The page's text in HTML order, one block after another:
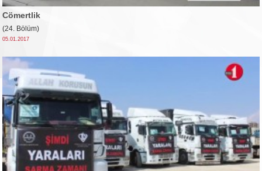
Cömertlik
(24. Bölüm)
05.01.2017